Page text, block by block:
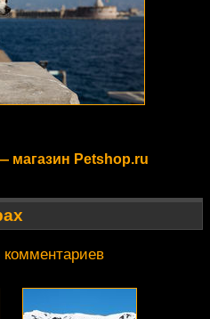
магазин Petshop.ru
комментариев